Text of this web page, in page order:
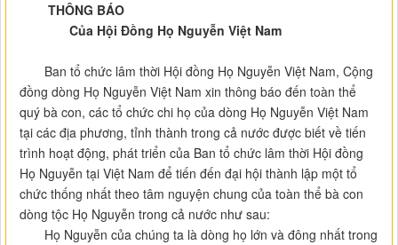
THÔNG BÁO
Của Hội Đồng Họ Nguyễn Việt Nam
Ban tổ chức lâm thời Hội đồng Họ Nguyễn Việt Nam, Cộng
đồng dòng Họ Nguyễn Việt Nam xin thông báo đến toàn thể
quý bà con, các tổ chức chi họ của dòng Họ Nguyễn Việt Nam
tại các địa phương, tỉnh thành trong cả nước được biết về tiến
trình hoạt động, phát triển của Ban tổ chức lâm thời Hội đồng
Họ Nguyễn tại Việt Nam để tiến đến đại hội thành lập một tổ
chức thống nhất theo tâm nguyện chung của toàn thể bà con
dòng tộc Họ Nguyễn trong cả nước như sau:
Họ Nguyễn của chúng ta là dòng họ lớn và đông nhất trong